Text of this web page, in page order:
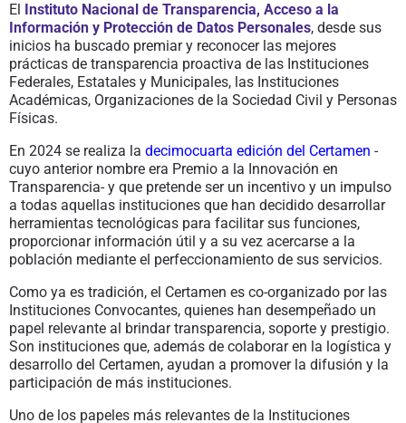
El Instituto Nacional de Transparencia, Acceso a la
Información y Protección de Datos Personales, desde sus
inicios ha buscado premiar y reconocer las mejores
prácticas de transparencia proactiva de las Instituciones
Federales, Estatales y Municipales, las Instituciones
Académicas, Organizaciones de la Sociedad Civil y Personas
Físicas.
En 2024 se realiza la decimocuarta edición del Certamen -
cuyo anterior nombre era Premio a la Innovación en
Transparencia- y que pretende ser un incentivo y un impulso
a todas aquellas instituciones que han decidido desarrollar
herramientas tecnológicas para facilitar sus funciones,
proporcionar información útil y a su vez acercarse a la
población mediante el perfeccionamiento de sus servicios.
Como ya es tradición, el Certamen es co-organizado por las
Instituciones Convocantes, quienes han desempeñado un
papel relevante al brindar transparencia, soporte y prestigio.
Son instituciones que, además de colaborar en la logística y
desarrollo del Certamen, ayudan a promover la difusión y la
participación de más instituciones.
Uno de los papeles más relevantes de la Instituciones